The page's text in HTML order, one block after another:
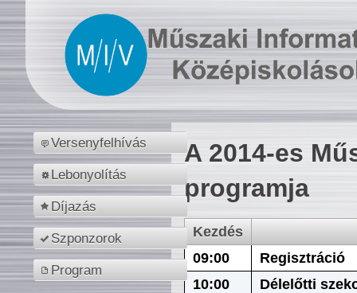
Versenyfelhívás
Lebonyolítás
Díjazás
Szponzorok
Program
A 2014-es
programja
Kezdés
09:00
Regisztráció
10:00
Délelőtti